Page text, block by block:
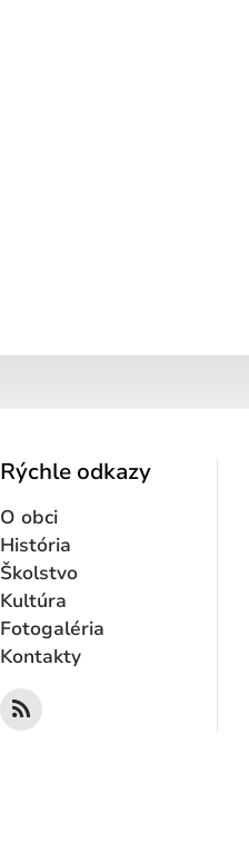
Rýchle odkazy
O obci
História
Školstvo
Kultúra
Fotogaléria
Kontakty